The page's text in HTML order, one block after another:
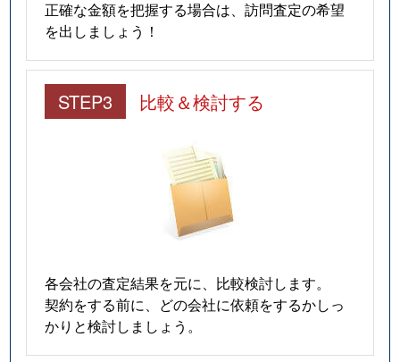
正確な金額を把握する場合は、訪問査定の希望
を出しましょう！
STEP3 比較＆検討する
各会社の査定結果を元に、比較検討します。
契約をする前に、どの会社に依頼をするかしっ
かりと検討しましょう。